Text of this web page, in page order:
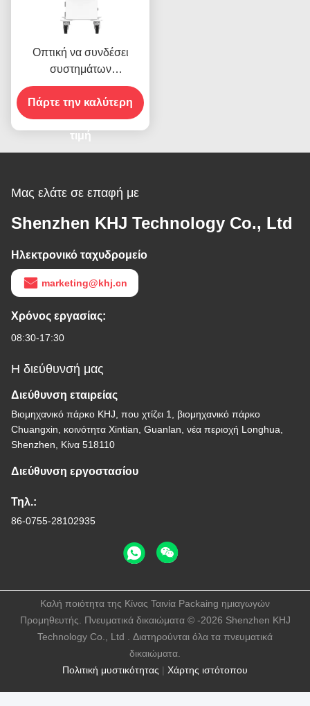
Οπτική να συνδέσει
συστημάτων
αναγνώρισης αυτόματη
μηχανή SMT 48V
Πάρτε την καλύτερη
τιμή
Μας ελάτε σε επαφή με
Shenzhen KHJ Technology Co., Ltd
Ηλεκτρονικό ταχυδρομείο
marketing@khj.cn
Χρόνος εργασίας:
08:30-17:30
Η διεύθυνσή μας
Διεύθυνση εταιρείας
Βιομηχανικό πάρκο KHJ, που χτίζει 1, βιομηχανικό πάρκο
Chuangxin, κοινότητα Xintian, Guanlan, νέα περιοχή Longhua,
Shenzhen, Κίνα 518110
Διεύθυνση εργοστασίου
Τηλ.:
86-0755-28102935
Πολιτική μυστικότητας | Χάρτης ιστότοπου
Καλή ποιότητα της Κίνας Ταινία Packaing ημιαγωγών
Προμηθευτής. Πνευματικά δικαιώματα © -2026 Shenzhen KHJ
Technology Co., Ltd . Διατηρούνται όλα τα πνευματικά
δικαιώματα.